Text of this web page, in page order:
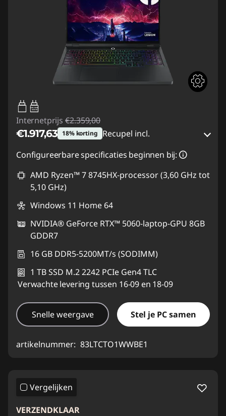
65W-100W
USB PD
Internetprijs €2.359,00
€1.917,63 18% korting Recupel incl.
eCoupon-besparingen :-€441,37
eCoupon gebruiken :GAMING-DEAL
Configureerbare specificaties beginnen bij:
AMD Ryzen™ 7 8745HX-processor (3,60 GHz tot
5,10 GHz)
Windows 11 Home 64
NVIDIA® GeForce RTX™ 5060-laptop-GPU 8GB
GDDR7
16 GB DDR5-5200MT/s (SODIMM)
1 TB SSD M.2 2242 PCIe Gen4 TLC
Verwachte levering tussen 16-09 en 18-09
Snelle weergave Stel je PC samen
artikelnummer: 83LTCTO1WWBE1
Vergelijken
VERZENDKLAAR